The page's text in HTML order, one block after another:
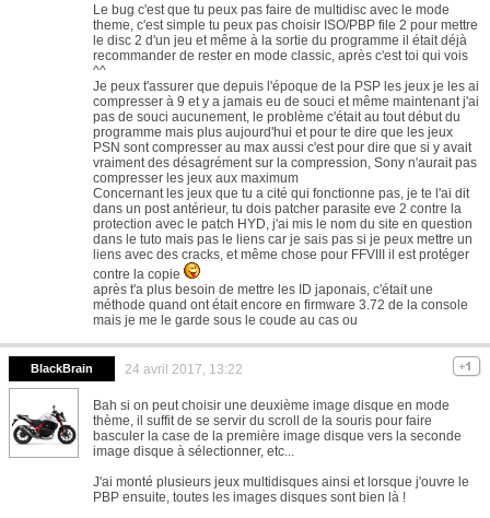
Le bug c'est que tu peux pas faire de multidisc avec le mode
theme, c'est simple tu peux pas choisir ISO/PBP file 2 pour mettre
le disc 2 d'un jeu et même à la sortie du programme il était déjà
recommander de rester en mode classic, après c'est toi qui vois
^^
Je peux t'assurer que depuis l'époque de la PSP les jeux je les ai
compresser à 9 et y a jamais eu de souci et même maintenant j'ai
pas de souci aucunement, le problème c'était au tout début du
programme mais plus aujourd'hui et pour te dire que les jeux
PSN sont compresser au max aussi c'est pour dire que si y avait
vraiment des désagrément sur la compression, Sony n'aurait pas
compresser les jeux aux maximum
Concernant les jeux que tu a cité qui fonctionne pas, je te l'ai dit
dans un post antérieur, tu dois patcher parasite eve 2 contre la
protection avec le patch HYD, j'ai mis le nom du site en question
dans le tuto mais pas le liens car je sais pas si je peux mettre un
liens avec des cracks, et même chose pour FFVIII il est protéger
contre la copie
après t'a plus besoin de mettre les ID japonais, c'était une
méthode quand ont était encore en firmware 3.72 de la console
mais je me le garde sous le coude au cas ou
BlackBrain 24 avril 2017, 13:22
Bah si on peut choisir une deuxième image disque en mode
thème, il suffit de se servir du scroll de la souris pour faire
basculer la case de la première image disque vers la seconde
image disque à sélectionner, etc...
J'ai monté plusieurs jeux multidisques ainsi et lorsque j'ouvre le
PBP ensuite, toutes les images disques sont bien là !